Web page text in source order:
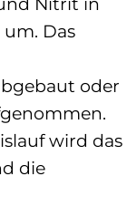
Das
oder
wird das
die